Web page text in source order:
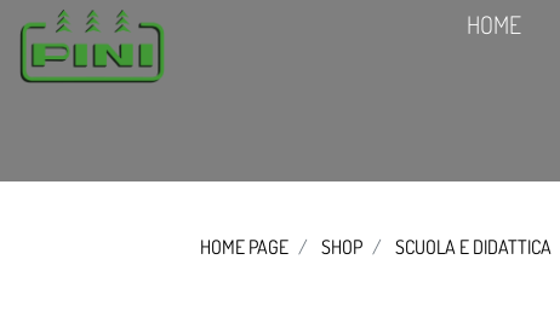
HOME
HOME PAGE SHOP SCUOLA E DIDATTICA